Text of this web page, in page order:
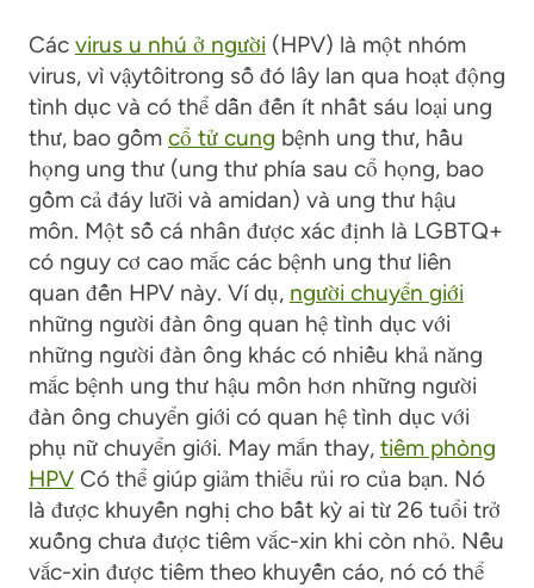
Các virus u nhú ở người(HPV) là một nhóm
virus, vì vậytôitrong số đó lây lan qua hoạt động
tình dục và có thể dẫn đến ít nhất sáu loại ung
thư, bao gồm cổ tử cung bệnh ung thư, hầu
họng ung thư (ung thư phía sau cổ họng, bao
gồm cả đáy lưỡi và amidan) và ung thư hậu
môn. Một số cá nhân được xác định là LGBTQ+
có nguy cơ cao mắc các bệnh ung thư liên
quan đến HPV này. Ví dụ, người chuyển giới
những người đàn ông quan hệ tình dục với
những người đàn ông khác có nhiều khả năng
mắc bệnh ung thư hậu môn hơn những người
đàn ông chuyển giới có quan hệ tình dục với
phụ nữ chuyển giới. May mắn thay, tiêm phòng
HPV Có thểgiúp giảm thiểu rủi ro của bạn. Nó
là được khuyến nghị cho bất kỳ ai từ 26 tuổi trở
xuống chưa được tiêm vắc-xin khi còn nhỏ. Nếu
vắc-xin được tiêm theo khuyến cáo, nó có thể